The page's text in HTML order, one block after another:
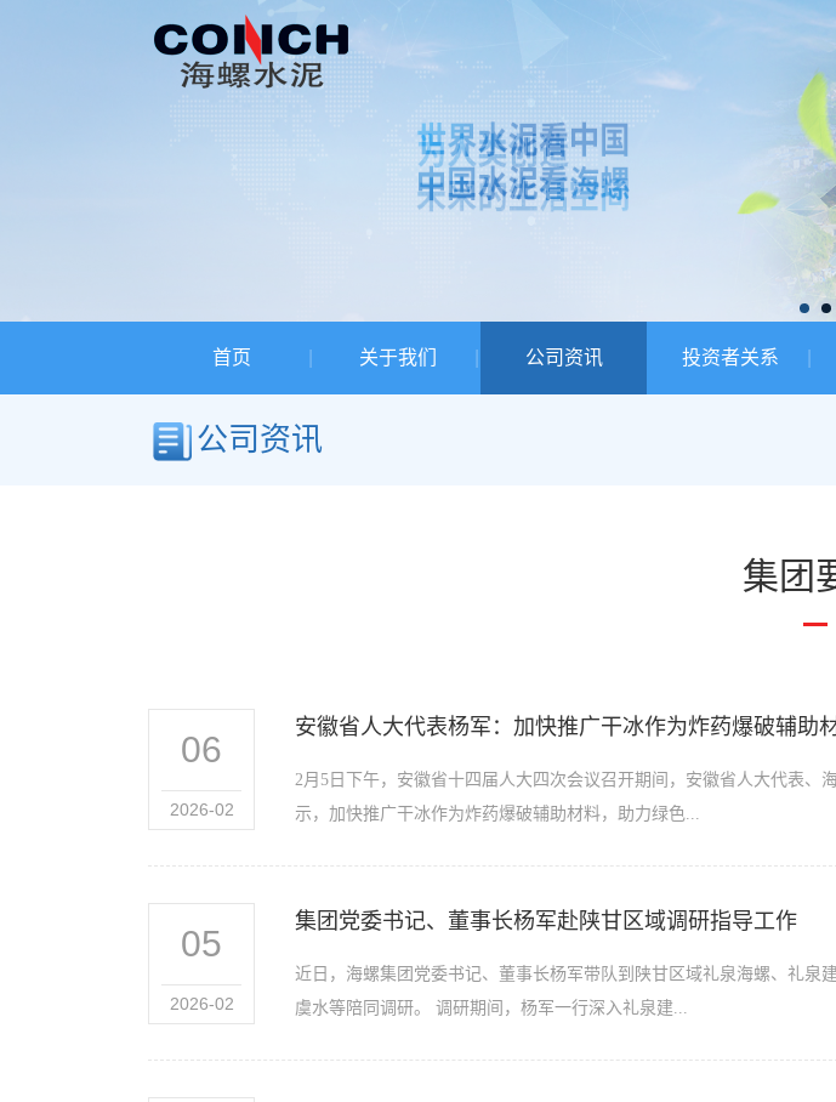
首页 关于我们 公司资讯 投资者关系
公司资讯
集团
06
2026-02
安徽省人大代表杨军：加快推广干冰作为炸药爆破辅助
2月5日下午，安徽省十四届人大四次会议召开期间，安徽省人大代表、
示，加快推广干冰作为炸药爆破辅助材料，助力绿色...
05
2026-02
集团党委书记、董事长杨军赴陕甘区域调研指导工作
近日，海螺集团党委书记、董事长杨军带队到陕甘区域礼泉海螺、礼泉
虞水等陪同调研。 调研期间，杨军一行深入礼泉建...